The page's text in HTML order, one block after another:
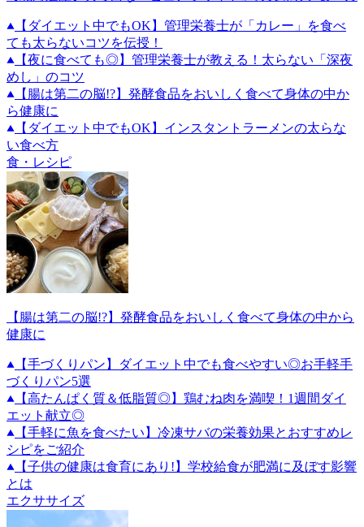
【ダイエット中でもOK】管理栄養士が「カレー」を食べ
ても太らないコツを伝授！
【夜に食べても◎】管理栄養士が教える！太らない「深夜
めし」のコツ
【腸は第二の脳!?】発酵食品をおいしく食べて身体の中か
ら健康に
【ダイエット中でもOK】インスタントラーメンの太らな
い食べ方
食・レシピ
【腸は第二の脳!?】発酵食品をおいしく食べて身体の中から
健康に
【手づくりパン】ダイエット中でも食べやすい◎お手軽手
づくりパン5選
【高たんぱく質＆低脂質◎】鶏むね肉を満喫！1週間ダイ
エット献立◎
【手軽に魚を食べたい】冷凍サバの栄養効果とおすすめレ
シピをご紹介
【子供の健康は食育にあり!】学校給食が肥満に及ぼす影響
とは
エクササイズ